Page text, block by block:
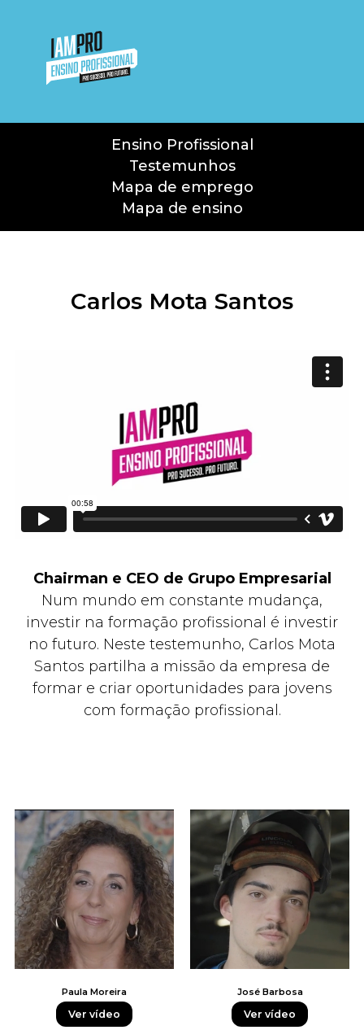
Ensino Profissional
Testemunhos
Mapa de emprego
Mapa de ensino
Carlos Mota Santos
Chairman e CEO de Grupo Empresarial
Num mundo em constante mudança,
investir na formação profissional é investir
no futuro. Neste testemunho, Carlos Mota
Santos partilha a missão da empresa de
formar e criar oportunidades para jovens
com formação profissional.
Paula Moreira
Ver vídeo
José Barbosa
Ver vídeo